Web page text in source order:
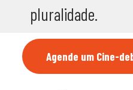
pluralidade.
Agende um Cine-